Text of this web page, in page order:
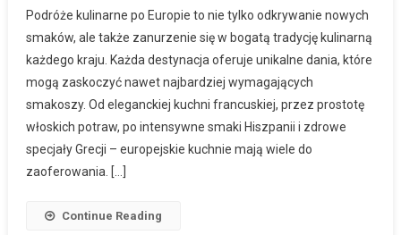
Podróże kulinarne po Europie to nie tylko odkrywanie nowych
smaków, ale także zanurzenie się w bogatą tradycję kulinarną
każdego kraju. Każda destynacja oferuje unikalne dania, które
mogą zaskoczyć nawet najbardziej wymagających
smakoszy. Od eleganckiej kuchni francuskiej, przez prostotę
włoskich potraw, po intensywne smaki Hiszpanii i zdrowe
specjały Grecji – europejskie kuchnie mają wiele do
zaoferowania. […]
Continue Reading